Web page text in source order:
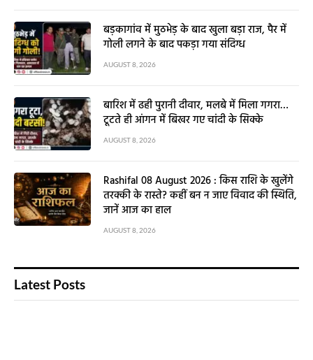
बड़कागांव में मुठभेड़ के बाद खुला बड़ा राज, पैर में
गोली लगने के बाद पकड़ा गया संदिग्ध
AUGUST 8, 2026
बारिश में ढही पुरानी दीवार, मलबे में मिला गगरा…
टूटते ही आंगन में बिखर गए चांदी के सिक्के
AUGUST 8, 2026
Rashifal 08 August 2026 : किस राशि के खुलेंगे
तरक्की के रास्ते? कहीं बन न जाए विवाद की स्थिति,
जानें आज का हाल
AUGUST 8, 2026
Latest Posts